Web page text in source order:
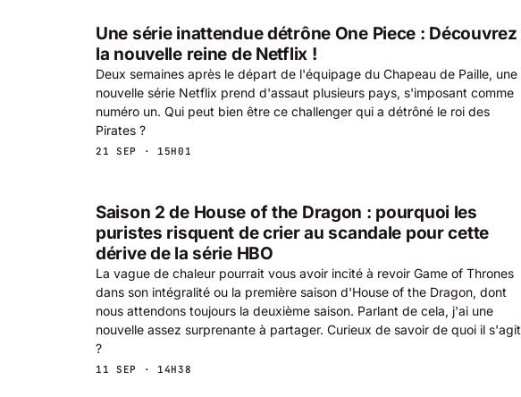
Une série inattendue détrône One Piece : Découvrez
la nouvelle reine de Netflix !
Deux semaines après le départ de l'équipage du Chapeau de Paille, une
nouvelle série Netflix prend d'assaut plusieurs pays, s'imposant comme
numéro un. Qui peut bien être ce challenger qui a détrôné le roi des
Pirates ?
21 SEP · 15H01
Saison 2 de House of the Dragon : pourquoi les
puristes risquent de crier au scandale pour cette
dérive de la série HBO
La vague de chaleur pourrait vous avoir incité à revoir Game of Thrones
dans son intégralité ou la première saison d'House of the Dragon, dont
nous attendons toujours la deuxième saison. Parlant de cela, j'ai une
nouvelle assez surprenante à partager. Curieux de savoir de quoi il s'agit
?
11 SEP · 14H38